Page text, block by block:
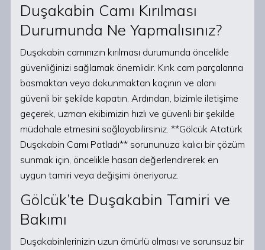
Duşakabin Camı Kırılması
Durumunda Ne Yapmalısınız?
Duşakabin camınızın kırılması durumunda öncelikle
güvenliğinizi sağlamak önemlidir. Kırık cam parçalarına
basmaktan veya dokunmaktan kaçının ve alanı
güvenli bir şekilde kapatın. Ardından, bizimle iletişime
geçerek, uzman ekibimizin hızlı ve güvenli bir şekilde
müdahale etmesini sağlayabilirsiniz. **Gölcük Atatürk
Duşakabin Camı Patladı** sorununuza kalıcı bir çözüm
sunmak için, öncelikle hasarı değerlendirerek en
uygun tamiri veya değişimi öneriyoruz.
Gölcük’te Duşakabin Tamiri ve
Bakımı
Duşakabinlerinizin uzun ömürlü olması ve sorunsuz bir